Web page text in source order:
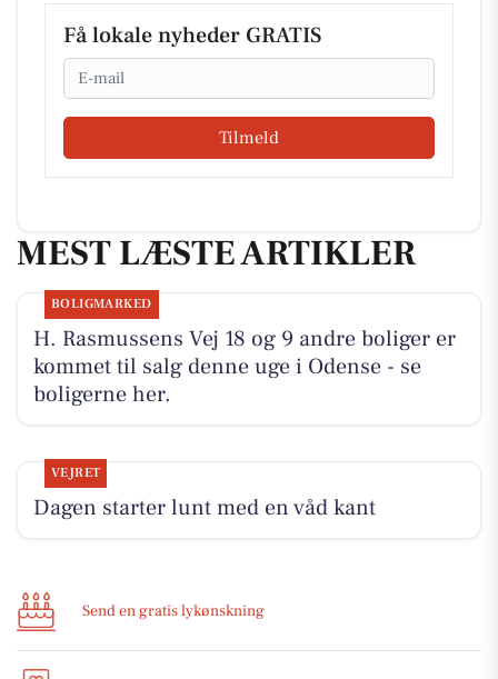
Få lokale nyheder GRATIS
Email
Tilmeld
MEST LÆSTE ARTIKLER
BOLIGMARKED
H. Rasmussens Vej 18 og 9 andre boliger er
kommet til salg denne uge i Odense - se
boligerne her.
VEJRET
Dagen starter lunt med en våd kant
Send en gratis lykønskning